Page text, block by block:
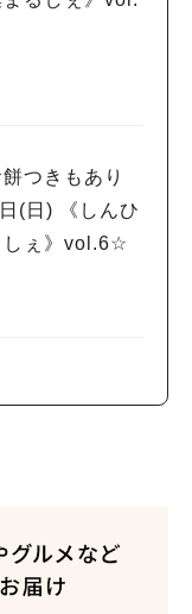
つきもあり
(日) 《しんひ
しぇ》vol.6☆